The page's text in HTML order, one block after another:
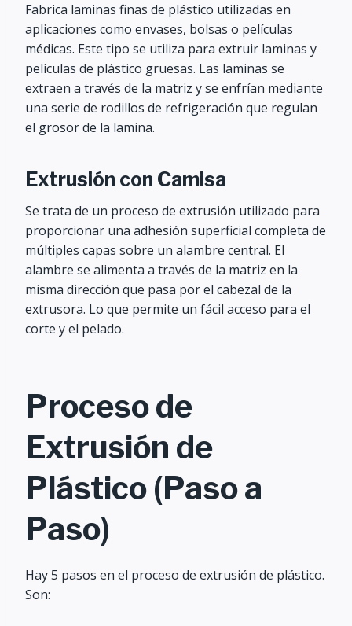
Fabrica laminas finas de plástico utilizadas en
aplicaciones como envases, bolsas o películas
médicas. Este tipo se utiliza para extruir laminas y
películas de plástico gruesas. Las laminas se
extraen a través de la matriz y se enfrían mediante
una serie de rodillos de refrigeración que regulan
el grosor de la lamina.
Extrusión con Camisa
Se trata de un proceso de extrusión utilizado para
proporcionar una adhesión superficial completa de
múltiples capas sobre un alambre central. El
alambre se alimenta a través de la matriz en la
misma dirección que pasa por el cabezal de la
extrusora. Lo que permite un fácil acceso para el
corte y el pelado.
Proceso de
Extrusión de
Plástico (Paso a
Paso)
Hay 5 pasos en el proceso de extrusión de plástico.
Son: